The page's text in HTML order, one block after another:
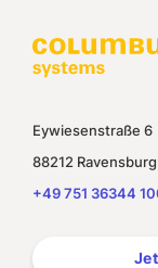
Eywiesenstraße 6
88212 Ravensburg
+49 751 36344